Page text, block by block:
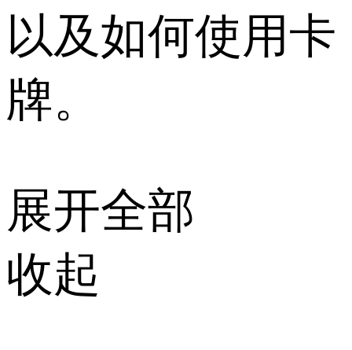
以及如何使用卡
牌。
展开全部
收起